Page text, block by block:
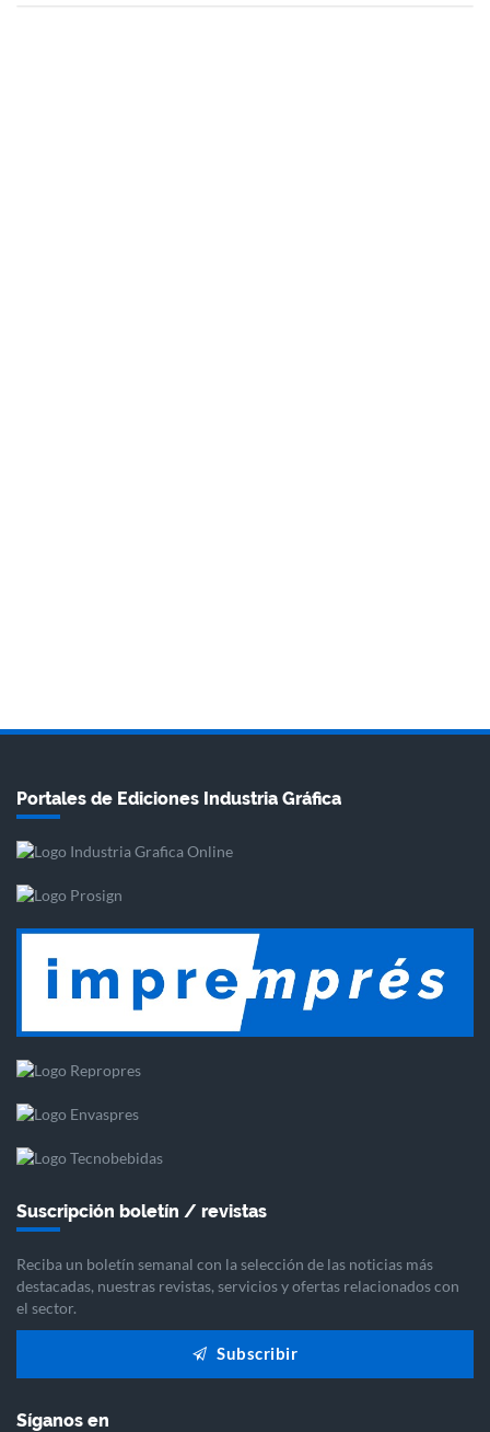
Portales de Ediciones Industria Gráfica
Suscripción boletín / revistas
Reciba un boletín semanal con la selección de las noticias más
destacadas, nuestras revistas, servicios y ofertas relacionados con
el sector.
Subscribir
Síganos en